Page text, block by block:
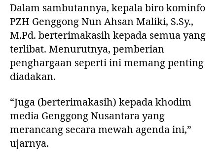
Dalam sambutannya, kepala biro kominfo
PZH Genggong Nun Ahsan Maliki, S.Sy.,
M.Pd. berterimakasih kepada semua yang
terlibat. Menurutnya, pemberian
penghargaan seperti ini memang penting
diadakan.
“Juga (berterimakasih) kepada khodim
media Genggong Nusantara yang
merancang secara mewah agenda ini,”
ujarnya.